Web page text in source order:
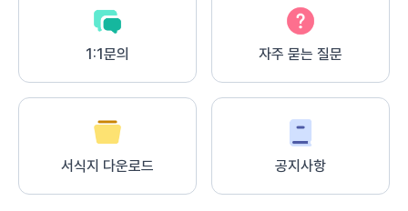
1:1문의 자주 묻는 질문
서식지 다운로드 공지사항